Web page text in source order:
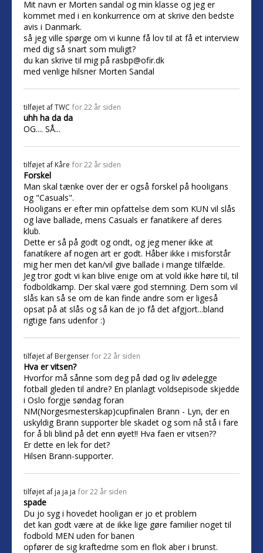
Mit navn er Morten sandal og min klasse og jeg er
kommet med i en konkurrence om at skrive den bedste
avis i Danmark.
så jeg ville spørge om vi kunne få lov til at få et interview
med dig så snart som muligt?
du kan skrive til mig på rasbp@ofir.dk
med venlige hilsner Morten Sandal
tilføjet afTWC for 22 år siden
uhh ha da da
OG.... SÅ...
tilføjet af Kåre for 22 år siden
Forskel
Man skal tænke over der er også forskel på hooligans
og "Casuals".
Hooligans er efter min opfattelse dem som KUN vil slås
og lave ballade, mens Casuals er fanatikere af deres
klub.
Dette er så på godt og ondt, og jeg mener ikke at
fanatikere af nogen art er godt. Håber ikke i misforstår
mig her men det kan/vil give ballade i mange tilfælde.
Jeg tror godt vi kan blive enige om at vold ikke høre til, til
fodboldkamp. Der skal være god stemning. Dem som vil
slås kan så se om de kan finde andre som er ligeså
opsat på at slås og så kan de jo få det afgjort...bland
rigtige fans udenfor :)
tilføjet af Bergenser for 22 år siden
Hva er vitsen?
Hvorfor må sånne som deg på død og liv ødelegge
fotball gleden til andre? En planlagt voldsepisode skjedde
i Oslo forgje søndag foran
NM(Norgesmesterskap)cupfinalen Brann - Lyn, der en
uskyldig Brann supporter ble skadet og som nå stå i fare
for å bli blind på det enn øyet!! Hva faen er vitsen??
Er dette en lek for det?
Hilsen Brann-supporter.
tilføjet af ja ja ja for 22 år siden
spade
Du jo syg i hovedet hooligan er jo et problem
det kan godt være at de ikke lige gøre familier noget til
fodbold MEN uden for banen
opfører de sig kraftedme som en flok aber i brunst.